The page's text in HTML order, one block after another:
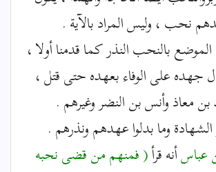
نحب ، وليس المراد بالآية .
بالنحب النذر كما قدمنا أولا ،
على الوفاء بعهده حتى قتل ،
معاذ وأنس بن النضر وغيرهم .
وما بدلوا عهدهم ونذرهم .
عباسأنه قرأ( فمنهم من قضى نحبه